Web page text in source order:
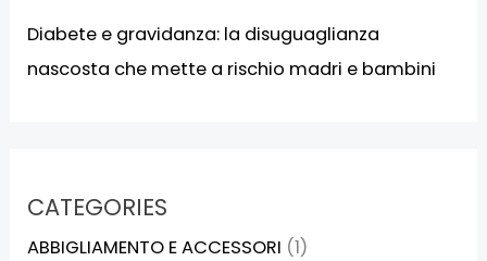
Diabete e gravidanza: la disuguaglianza
nascosta che mette a rischio madri e bambini
CATEGORIES
ABBIGLIAMENTO E ACCESSORI (1)